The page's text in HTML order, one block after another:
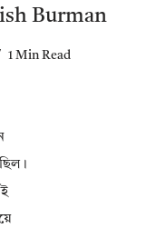
Burman
1 Min Read